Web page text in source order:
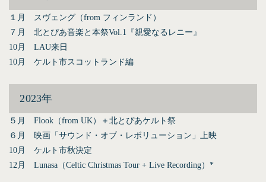
１月 スヴェング（from フィンランド）
７月 北とぴあ音楽と本祭Vol.1『親愛なるレニー』
10月 LAU来日
10月 ケルト市スコットランド編
2023年
５月 Flook（from UK）＋北とぴあケルト祭
６月 映画「サウンド・オブ・レボリューション」上映
10月 ケルト市秋決定
12月 Lunasa（Celtic Christmas Tour + Live Recording）*